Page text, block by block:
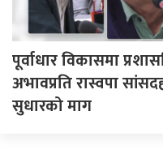
पूर्वाधार विकासमा
अभावप्रति रास्वपा
सुधारको माग